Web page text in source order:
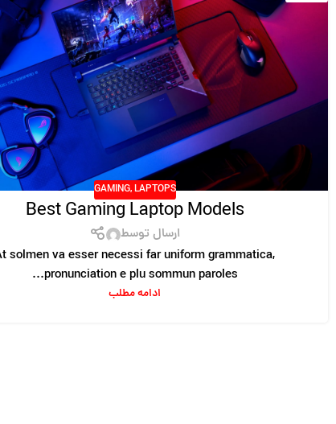
GAMING,LAPTOPS
Best Gaming Laptop Models
ارسال توسط
solmen va esser necessi far uniform grammatica,
pronunciation e plu sommun paroles...
ادامه مطلب